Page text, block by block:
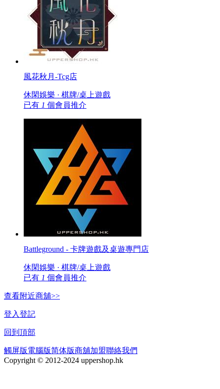
風花秋月-Tcg店
休閑娛樂 · 棋牌/桌上遊戲
已有 1 個會員推介
Battleground - 卡牌遊戲及桌遊專門店
休閑娛樂 · 棋牌/桌上遊戲
已有 1 個會員推介
查看附近商舖>>
登入登記
回到頂部
觸屏版電腦版简体版商舖加盟聯絡我們
Copyright © 2012-2024 uppershop.hk